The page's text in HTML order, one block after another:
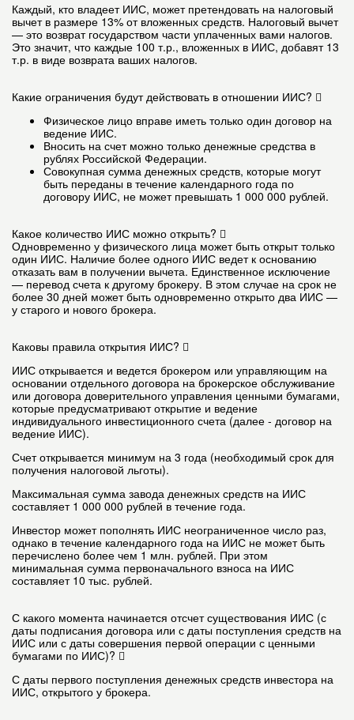
Каждый, кто владеет ИИС, может претендовать на налоговый
вычет в размере 13% от вложенных средств. Налоговый вычет
— это возврат государством части уплаченных вами налогов.
Это значит, что каждые 100 т.р., вложенных в ИИС, добавят 13
т.р. в виде возврата ваших налогов.
Какие ограничения будут действовать в отношении ИИС?
Физическое лицо вправе иметь только один договор на
ведение ИИС.
Вносить на счет можно только денежные средства в
рублях Российской Федерации.
Совокупная сумма денежных средств, которые могут
быть переданы в течение календарного года по
договору ИИС, не может превышать 1 000 000 рублей.
Какое количество ИИС можно открыть?
Одновременно у физического лица может быть открыт только
один ИИС. Наличие более одного ИИС ведет к основанию
отказать вам в получении вычета. Единственное исключение
— перевод счета к другому брокеру. В этом случае на срок не
более 30 дней может быть одновременно открыто два ИИС —
у старого и нового брокера.
Каковы правила открытия ИИС?
ИИС открывается и ведется брокером или управляющим на
основании отдельного договора на брокерское обслуживание
или договора доверительного управления ценными бумагами,
которые предусматривают открытие и ведение
индивидуального инвестиционного счета (далее - договор на
ведение ИИС).
Счет открывается минимум на 3 года (необходимый срок для
получения налоговой льготы).
Максимальная сумма завода денежных средств на ИИС
составляет 1 000 000 рублей в течение года.
Инвестор может пополнять ИИС неограниченное число раз,
однако в течение календарного года на ИИС не может быть
перечислено более чем 1 млн. рублей. При этом
минимальная сумма первоначального взноса на ИИС
составляет 10 тыс. рублей.
С какого момента начинается отсчет существования ИИС (с
даты подписания договора или с даты поступления средств на
ИИС или с даты совершения первой операции с ценными
бумагами по ИИС)?
С даты первого поступления денежных средств инвестора на
ИИС, открытого у брокера.